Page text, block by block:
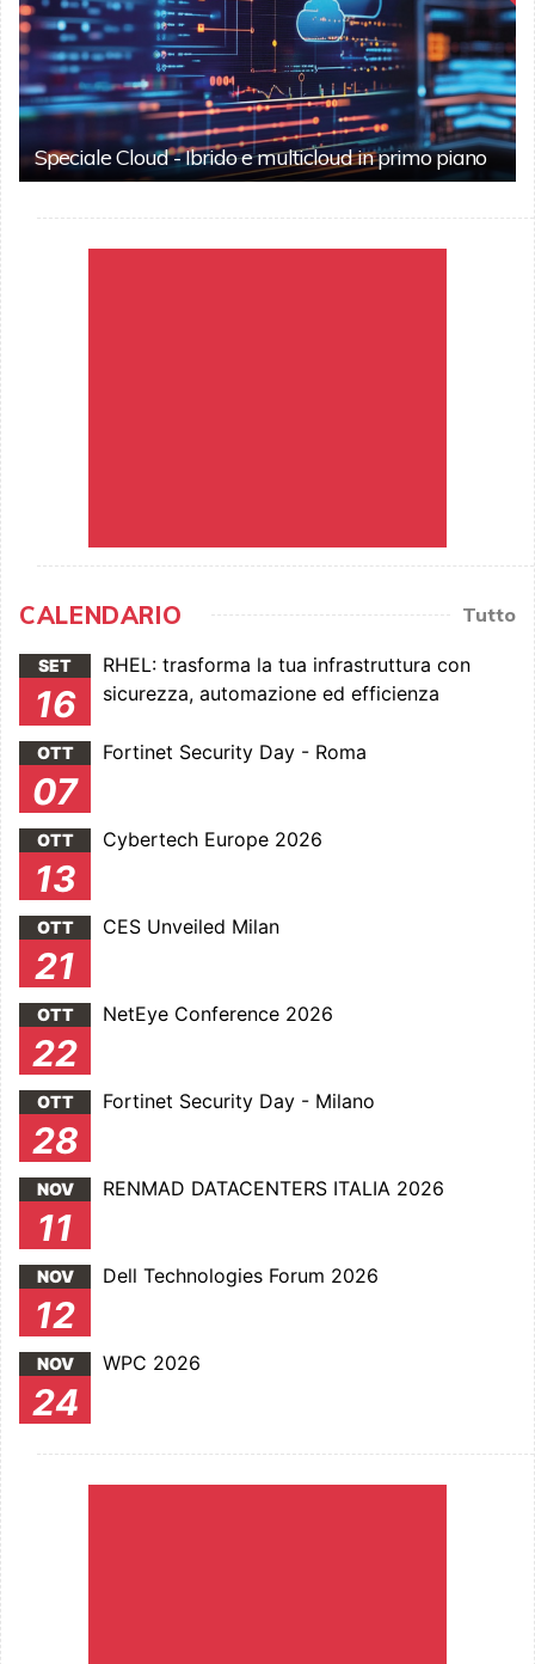
Speciale Cloud - Ibrido e multicloud in primo piano
CALENDARIO Tutto
SET
16
RHEL: trasforma la tua infrastruttura con
sicurezza, automazione ed efficienza
OTT
07
Fortinet Security Day - Roma
OTT
13
Cybertech Europe 2026
OTT
21
CES Unveiled Milan
OTT
22
NetEye Conference 2026
OTT
28
Fortinet Security Day - Milano
NOV
11
RENMAD DATACENTERS ITALIA 2026
NOV
12
Dell Technologies Forum 2026
NOV
24
WPC 2026